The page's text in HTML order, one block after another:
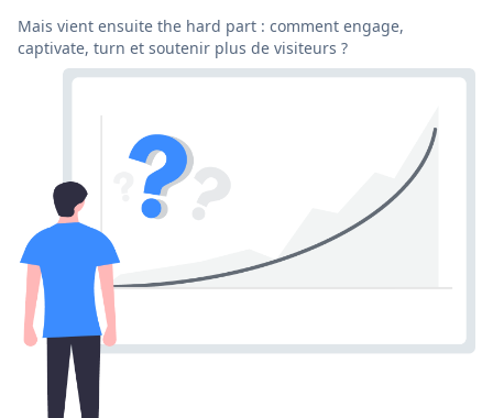
Mais vient ensuite the hard part : comment engage,
captivate, turn et soutenir plus de visiteurs ?